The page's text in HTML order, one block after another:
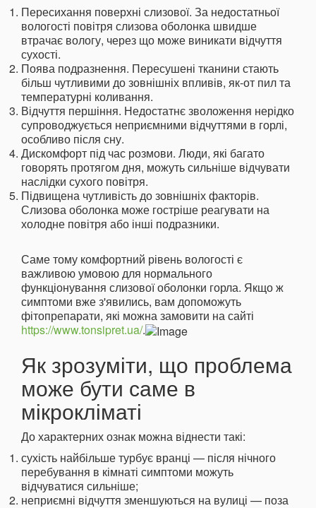
Пересихання поверхні слизової. За недостатньої
вологості повітря слизова оболонка швидше
втрачає вологу, через що може виникати відчуття
сухості.
Поява подразнення. Пересушені тканини стають
більш чутливими до зовнішніх впливів, як-от пил та
температурні коливання.
Відчуття першіння. Недостатнє зволоження нерідко
супроводжується неприємними відчуттями в горлі,
особливо після сну.
Дискомфорт під час розмови. Люди, які багато
говорять протягом дня, можуть сильніше відчувати
наслідки сухого повітря.
Підвищена чутливість до зовнішніх факторів.
Слизова оболонка може гостріше реагувати на
холодне повітря або інші подразники.
Саме тому комфортний рівень вологості є
важливою умовою для нормального
функціонування слизової оболонки горла. Якщо ж
симптоми вже з'явились, вам допоможуть
фітопрепарати, які можна замовити на сайті
https://www.tonsipret.ua/.
Як зрозуміти, що проблема
може бути саме в
мікрокліматі
До характерних ознак можна віднести такі:
сухість найбільше турбує вранці — після нічного
перебування в кімнаті симптоми можуть
відчуватися сильніше;
неприємні відчуття зменшуються на вулиці — поза